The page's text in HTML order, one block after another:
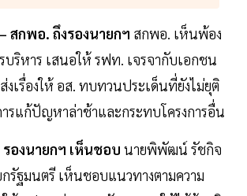
สกพอ. ถึงรองนายกฯ สกพอ. เห็นพ้อง
ริหาร เสนอให้ รฟท. เจรจากับเอกชน
งเรื่องให้ อส. ทบทวนประเด็นที่ยังไม่ยุติ
รแก้ปัญหาล่าช้าและกระทบโครงการอื่น
องนายกฯ เห็นชอบ นายพิพัฒน์ รัชกิจ
กรัฐมนตรี เห็นชอบแนวทางตามความ